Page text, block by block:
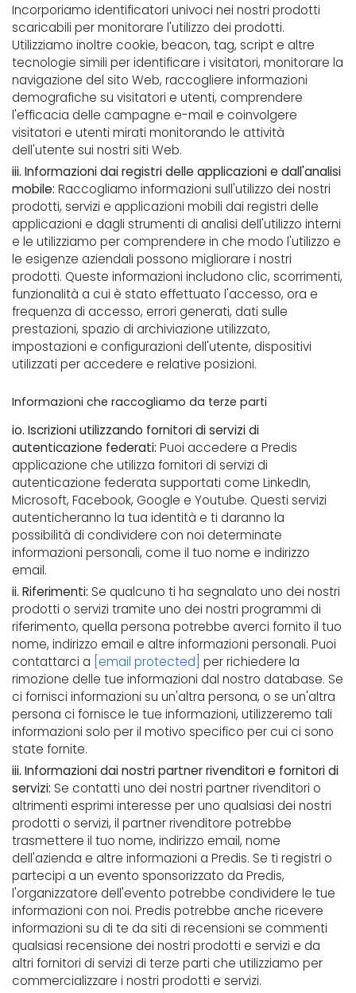
Incorporiamo identificatori univoci nei nostri prodotti
scaricabili per monitorare l'utilizzo dei prodotti.
Utilizziamo inoltre cookie, beacon, tag, script e altre
tecnologie simili per identificare i visitatori, monitorare la
navigazione del sito Web, raccogliere informazioni
demografiche su visitatori e utenti, comprendere
l'efficacia delle campagne e-mail e coinvolgere
visitatori e utenti mirati monitorando le attività
dell'utente sui nostri siti Web.
iii. Informazioni dai registri delle applicazioni e dall'analisi
mobile: Raccogliamo informazioni sull'utilizzo dei nostri
prodotti, servizi e applicazioni mobili dai registri delle
applicazioni e dagli strumenti di analisi dell'utilizzo interni
e le utilizziamo per comprendere in che modo l'utilizzo e
le esigenze aziendali possono migliorare i nostri
prodotti. Queste informazioni includono clic, scorrimenti,
funzionalità a cui è stato effettuato l'accesso, ora e
frequenza di accesso, errori generati, dati sulle
prestazioni, spazio di archiviazione utilizzato,
impostazioni e configurazioni dell'utente, dispositivi
utilizzati per accedere e relative posizioni.
Informazioni che raccogliamo da terze parti
io. Iscrizioni utilizzando fornitori di servizi di
autenticazione federati: Puoi accedere a Predis
applicazione che utilizza fornitori di servizi di
autenticazione federata supportati come LinkedIn,
Microsoft, Facebook, Google e Youtube. Questi servizi
autenticheranno la tua identità e ti daranno la
possibilità di condividere con noi determinate
informazioni personali, come il tuo nome e indirizzo
email.
ii. Riferimenti: Se qualcuno ti ha segnalato uno dei nostri
prodotti o servizi tramite uno dei nostri programmi di
riferimento, quella persona potrebbe averci fornito il tuo
nome, indirizzo email e altre informazioni personali. Puoi
contattarci a [email protected] per richiedere la
rimozione delle tue informazioni dal nostro database. Se
ci fornisci informazioni su un'altra persona, o se un'altra
persona ci fornisce le tue informazioni, utilizzeremo tali
informazioni solo per il motivo specifico per cui ci sono
state fornite.
iii. Informazioni dai nostri partner rivenditori e fornitori di
servizi: Se contatti uno dei nostri partner rivenditori o
altrimenti esprimi interesse per uno qualsiasi dei nostri
prodotti o servizi, il partner rivenditore potrebbe
trasmettere il tuo nome, indirizzo email, nome
dell'azienda e altre informazioni a Predis. Se ti registri o
partecipi a un evento sponsorizzato da Predis,
l'organizzatore dell'evento potrebbe condividere le tue
informazioni con noi. Predis potrebbe anche ricevere
informazioni su di te da siti di recensioni se commenti
qualsiasi recensione dei nostri prodotti e servizi e da
altri fornitori di servizi di terze parti che utilizziamo per
commercializzare i nostri prodotti e servizi.